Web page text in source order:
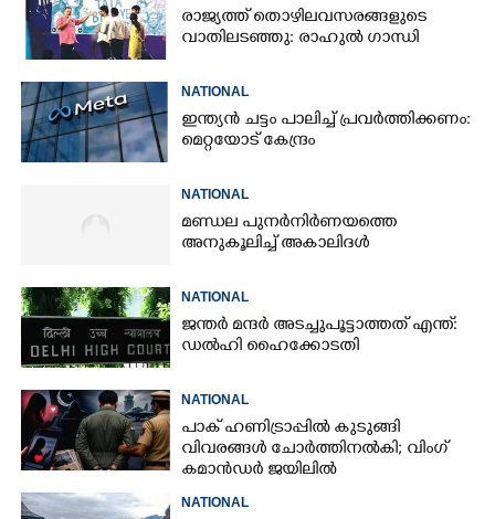
രാജ്യത്ത് തൊഴിലവസരങ്ങളുടെ
വാതിലടഞ്ഞു: രാഹുൽ ഗാന്ധി
NATIONAL
ഇന്ത്യൻ ചട്ടം പാലിച്ച് പ്രവർത്തിക്കണം:
മെറ്റയോട് കേന്ദ്രം
NATIONAL
മണ്ഡല പുനർനിർണയത്തെ
അനുകൂലിച്ച് അകാലിദൾ
NATIONAL
ജന്ത‌‌ർ മന്ദർ അടച്ചുപൂട്ടാത്തത് എന്ത്:
ഡൽഹി ഹൈക്കോടതി
NATIONAL
പാക് ഹണിട്രാപ്പിൽ കുടുങ്ങി
വിവരങ്ങൾ ചോർത്തിനൽകി;​ വിംഗ്
കമാൻഡർ ജയിലിൽ
NATIONAL